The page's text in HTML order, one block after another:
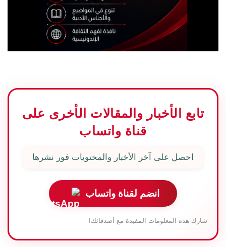
تابع الأخبار والمقالات الأخرى على
قناة واتساب
احصل على آخر الأخبار والمحتويات فور نشرها
انضم لقناة واتساب
شارك هذه المعلومات المفيدة مع أصدقائك!